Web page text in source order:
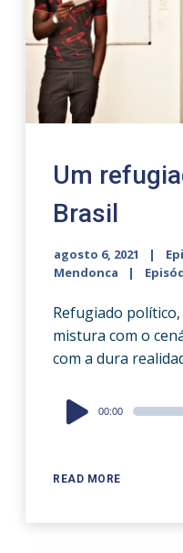
Um
Brasil
agosto 6, 2021
Mendonca
Refugiado
mistura com o
com a dura
READ MORE
Audio
Player
00:00